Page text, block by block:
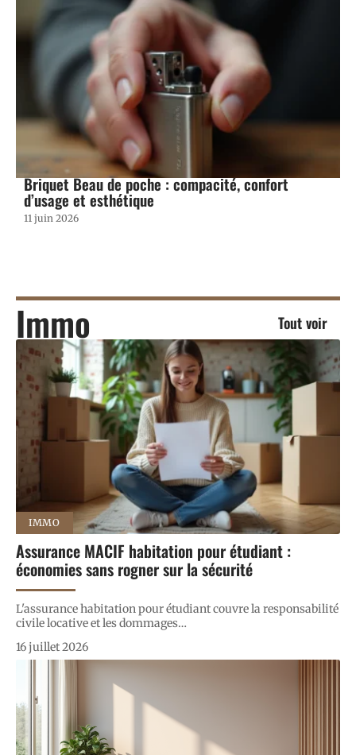
Briquet Beau de poche : compacité, confort
d’usage et esthétique
11 juin 2026
Immo Tout voir
IMMO
Assurance MACIF habitation pour étudiant :
économies sans rogner sur la sécurité
L'assurance habitation pour étudiant couvre la responsabilité
civile locative et les dommages…
16 juillet 2026